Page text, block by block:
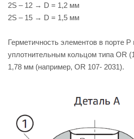
2S – 12 → D = 1,2 мм
2S – 15 → D = 1,5 мм
Герметичность элементов в порте
уплотнительным кольцом типа OR
1,78 мм (например, OR 107- 2031).